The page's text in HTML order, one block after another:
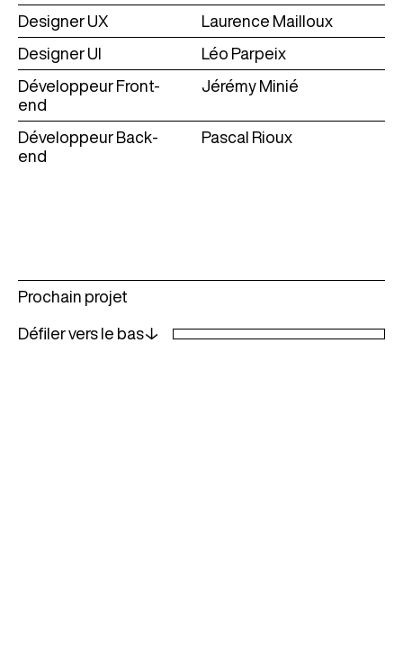
Designer UX
Laurence Mailloux
Designer UI
Léo Parpeix
Développeur Front-
end
Jérémy Minié
Développeur Back-
end
Pascal Rioux
Prochain projet
Défiler vers le bas↓
Voir
plus